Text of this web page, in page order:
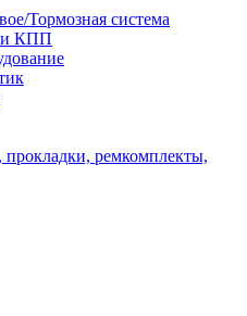
Тормозная система
и КПП
прокладки, ремкомплекты,